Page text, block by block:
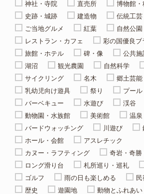
神社・寺院 直売所 博物館・
史跡・城跡
建造物 伝統工芸
ご当地グルメ
紅葉 自然公園
レストラン・カフェ
彩の国優良ブ
旅館・ホテル
碑・像 公共施
湖沼
観光農園 自然科学
サイクリング
名木 郷土芸能
乳幼児向け遊具
祭り プール
バーベキュー
水遊び
渓谷
動物園・水族館
美術館 温泉
バードウォッチング
川遊び
ホール・会館
アスレチック
カヌー・ラフティング
奇岩・奇勝
ロング滑り台
札所巡り・巡礼
ゴルフ
雨の日も楽しめる 民
歴史
遊園地 動物とふれあい